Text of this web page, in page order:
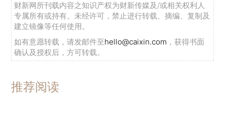
财新网所刊载内容之知识产权为财新传媒及/或相关权利人
专属所有或持有。未经许可，禁止进行转载、摘编、复制及
建立镜像等任何使用。
如有意愿转载，请发邮件至hello@caixin.com ，获得书面
确认及授权后，方可转载。
推荐阅读